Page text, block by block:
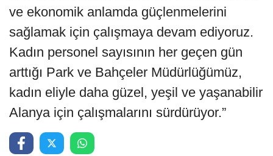
ve ekonomik anlamda güçlenmelerini
sağlamak için çalışmaya devam ediyoruz.
Kadın personel sayısının her geçen gün
arttığı Park ve Bahçeler Müdürlüğümüz,
kadın eliyle daha güzel, yeşil ve yaşanabilir
Alanya için çalışmalarını sürdürüyor.”